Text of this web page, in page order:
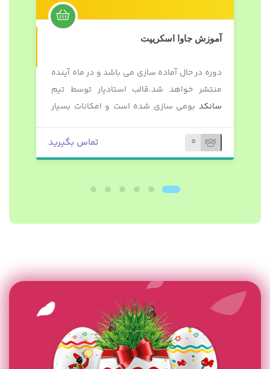
آموزش جاوا اسکریپت
دوره در حال آماده سازی می باشد و در ماه آینده
منتشر خواهد شد.قالب استادیار توسط تیم
سانکد بومی سازی شده است و امکانات بسیار
همه محصولات، این متن از ویرایش
محصول>توضیح کوتاه درباره محصول قابل تغییر
0 تماس بگیرید